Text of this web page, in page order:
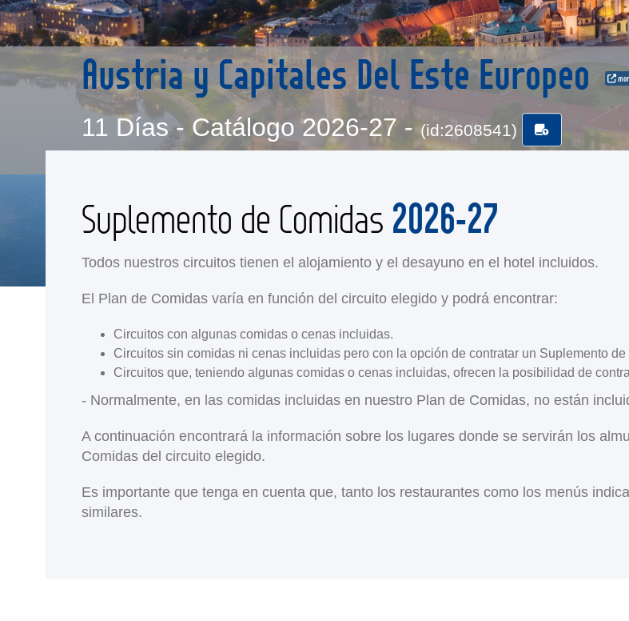
Austria y Capitales Del Este Europeo
11 Días - Catálogo 2026-27 -(id:2608541)
Suplemento de Comidas 2026-27
Todos nuestros circuitos tienen el alojamiento y el desayuno en el hotel incluidos.
El Plan de Comidas varía en función del circuito elegido y podrá encontrar:
Circuitos con algunas comidas o cenas incluidas.
Circuitos sin comidas ni cenas incluidas pero con la opción de contratar un Suplemento de
Circuitos que, teniendo algunas comidas o cenas incluidas, ofrecen la posibilidad de
- Normalmente, en las comidas incluidas en nuestro Plan de Comidas, no están
A continuación encontrará la información sobre los lugares donde se servirán los
Comidas del circuito elegido.
Es importante que tenga en cuenta que, tanto los restaurantes como los menús
similares.